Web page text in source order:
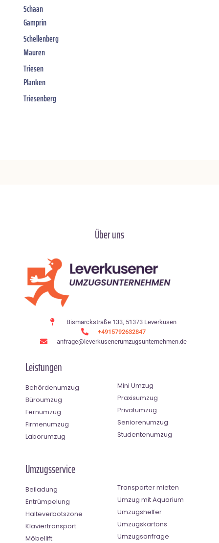
Schaan
Gamprin
Schellenberg
Mauren
Triesen
Planken
Triesenberg
Über uns
Bismarckstraße 133, 51373 Leverkusen
+4915792632847
anfrage@leverkusenerumzugsunternehmen.de
Leistungen
Behördenumzug
Büroumzug
Fernumzug
Firmenumzug
Laborumzug
Mini Umzug
Praxisumzug
Privatumzug
Seniorenumzug
Studentenumzug
Umzugsservice
Beiladung
Entrümpelung
Halteverbotszone
Klaviertransport
Möbellift
Transporter mieten
Umzug mit Aquarium
Umzugshelfer
Umzugskartons
Umzugsanfrage